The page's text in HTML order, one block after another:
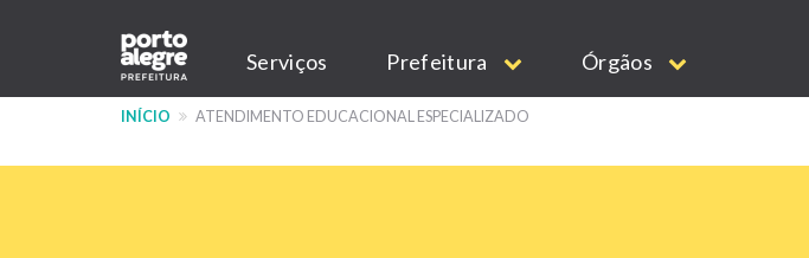
conteúdo
Main
navigation
Serviços Prefeitura Órgãos
INÍCIO ATENDIMENTO EDUCACIONAL ESPECIALIZADO